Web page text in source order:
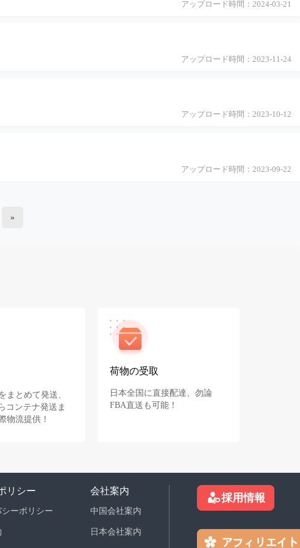
アップロード時間：2024-03-21
アップロード時間：2023-11-24
アップロード時間：2023-10-12
アップロード時間：2023-09-22
»
まとめて発送、
コンテナ発送ま
物流提供！
荷物の受取
日本全国に直接配達、勿論
FBA直送も可能！
リシー
ーポリシー
会社案内
中国会社案内
日本会社案内
採用情報